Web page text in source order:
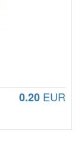
0.20 EUR